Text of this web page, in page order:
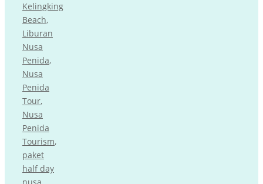
Kelingking
Beach,
Liburan
Nusa
Penida,
Nusa
Penida
Tour,
Nusa
Penida
Tourism,
paket
half day